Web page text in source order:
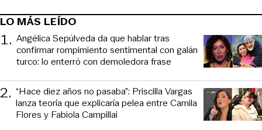
LO MÁS LEÍDO
1. Angélica Sepúlveda da que hablar tras
confirmar rompimiento sentimental con galán
turco: lo enterró con demoledora frase
2. “Hace diez años no pasaba”: Priscilla Vargas
lanza teoría que explicaría pelea entre Camila
Flores y Fabiola Campillai